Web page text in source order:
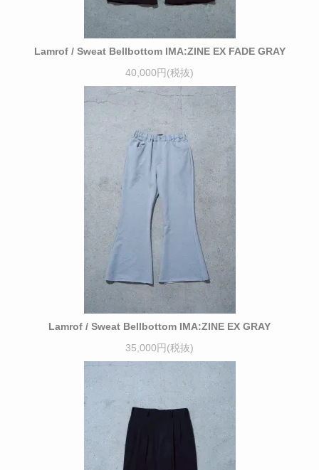
Lamrof / Sweat Bellbottom IMA:ZINE EX FADE GRAY
40,000円(税抜)
Lamrof / Sweat Bellbottom IMA:ZINE EX GRAY
35,000円(税抜)